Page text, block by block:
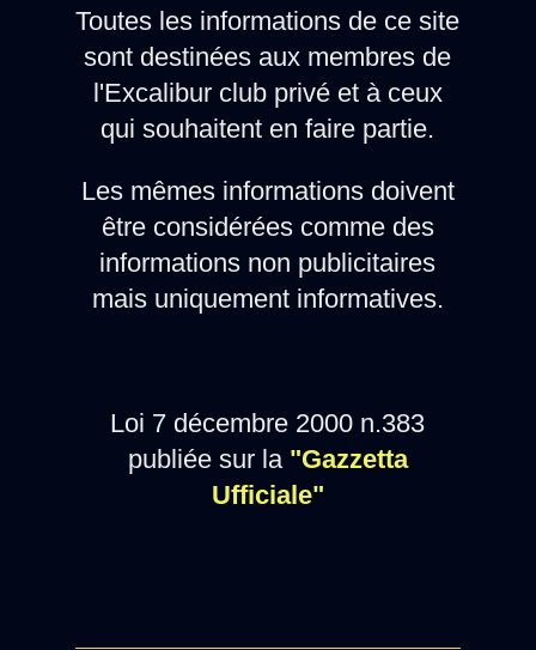
Toutes les informations de ce site
sont destinées aux membres de
l'Excalibur club privé et à ceux
qui souhaitent en faire partie.
Les mêmes informations doivent
être considérées comme des
informations non publicitaires
mais uniquement informatives.
Loi 7 décembre 2000 n.383
publiée sur la "Gazzetta
Ufficiale"